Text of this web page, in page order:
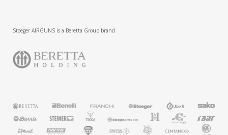
Stoeger AIRGUNS is a Beretta Group brand